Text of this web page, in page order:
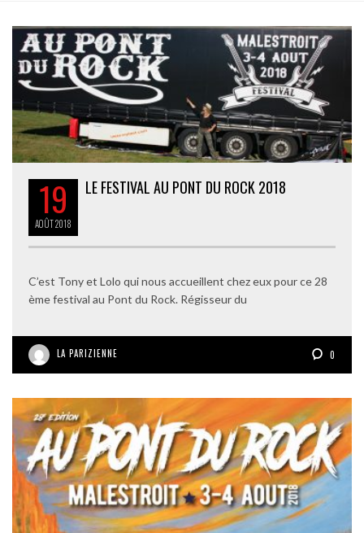
19
AOÛT2018
LE FESTIVAL AU PONT DU ROCK 2018
C’est Tony et Lolo qui nous accueillent chez eux pour ce 28
ème festival au Pont du Rock. Régisseur du
LA PARIZIENNE 0